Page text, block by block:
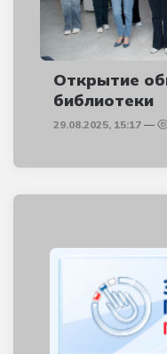
Открытие
библиотеки
29.08.2025, 15:17